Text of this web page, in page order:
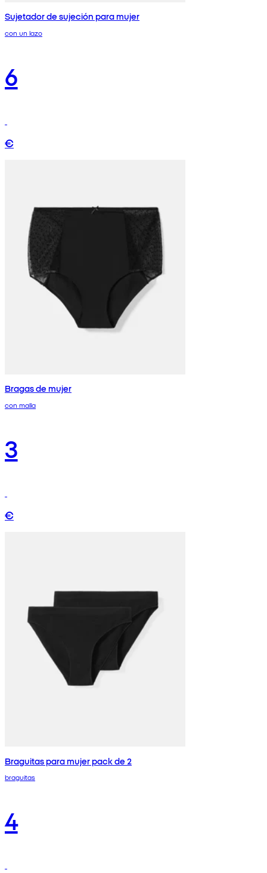
Sujetador de sujeción para mujer
con un lazo
6
€
Bragas de mujer
con malla
3
€
Braguitas para mujer pack de 2
braguitas
4